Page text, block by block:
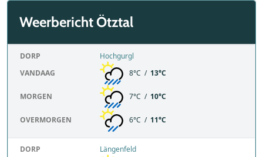
Weerbericht Ötztal
DORP
Hochgurgl
VANDAAG
8°C / 13°C
MORGEN 7°C / 10°C
OVERMORGEN 6°C / 11°C
DORP
Längenfeld